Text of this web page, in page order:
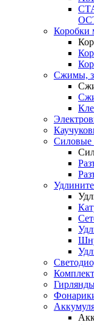
Коробки
Сжимы,
Силовые